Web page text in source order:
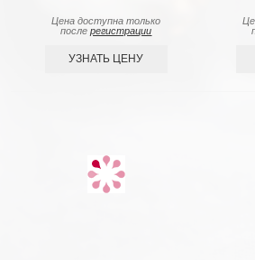
Цена доступна только
послерегистрации
УЗНАТЬ ЦЕНУ